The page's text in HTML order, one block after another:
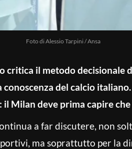
Foto di Alessio Tarpini / Ansa
critica il metodo decisionale
del calcio
il Milan deve prima capire
a far discutere, non
ma soprattutto per la